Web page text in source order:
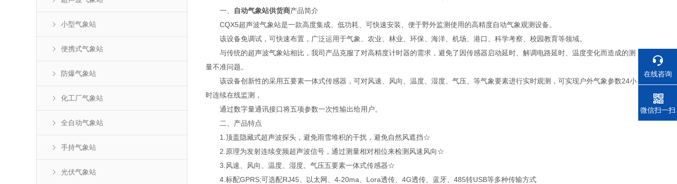
小型气象站
便携式气象站
防爆气象站
化工厂气象站
全自动气象站
手持气象站
光伏气象站
一、 自动气象站供货商产品简介
CQX5超声波气象站是一款高度集成、低功耗、可快速安装、便于野外监测使用的高精度自动气象观测设备。
该设备免调试，可快速布置，广泛运用于气象、农业、林业、环保、海洋、机场、港口、科学考察、校园教育等领域。
与传统的超声波气象站相比，我司产品克服了对高精度计时器的需求，避免了因传感器启动延时、解调电路延时、温度变化而造成的测
量不准问题。
该设备创新性的采用五要素一体式传感器，可对风速、风向、温度、湿度、气压、等气象要素进行实时观测，可实现户外气象参数24小
时连续在线监测，
通过数字量通讯接口将五项参数一次性输出给用户。
二、产品特点
1.顶盖隐藏式超声波探头，避免雨雪堆积的干扰，避免自然风遮挡☆
2.原理为发射连续变频超声波信号，通过测量相对相位来检测风速风向☆
3.风速、风向、温度、湿度、气压五要素一体式传感器☆
4.标配GPRS;可选配RJ45、以太网、4-20ma、Lora透传、4G透传、蓝牙、485转USB等多种传输方式
在线咨询
电话
微信扫一扫